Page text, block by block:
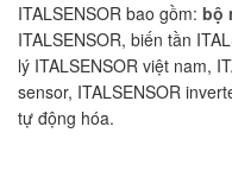
ITALSENSOR bao gồm: bộ
ITALSENSOR, biến tần
lý ITALSENSOR việt nam,
sensor, ITALSENSOR
tự động hóa.